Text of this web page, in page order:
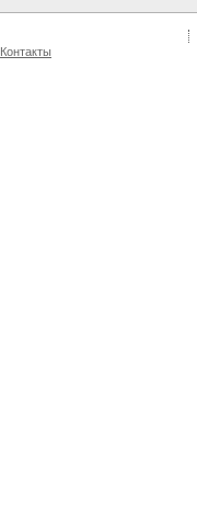
Контакты